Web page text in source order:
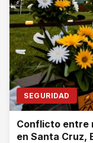
SEGURIDAD
Conflicto entre
en Santa Cruz,